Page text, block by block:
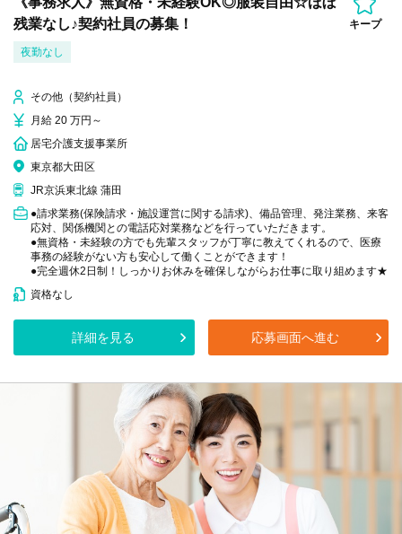
残業なし♪契約社員の募集！
キープ
夜勤なし
その他（契約社員）
月給 20 万円～
居宅介護支援事業所
東京都大田区
JR京浜東北線 蒲田
●請求業務(保険請求・施設運営に関する請求)、備品管理、発注業務、来客
応対、関係機関との電話応対業務などを行っていただきます。
●無資格・未経験の方でも先輩スタッフが丁寧に教えてくれるので、医療
事務の経験がない方も安心して働くことができます！
●完全週休2日制！しっかりお休みを確保しながらお仕事に取り組めます★
資格なし
詳細を見る 応募画面へ進む